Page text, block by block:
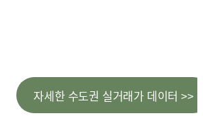
자세한 수도권 실거래가 데이터 >>